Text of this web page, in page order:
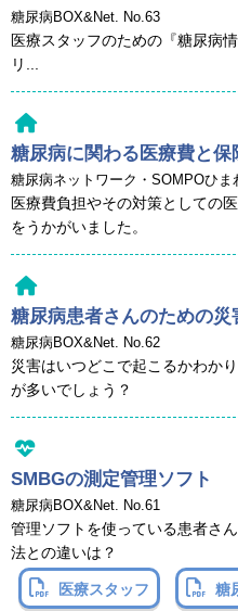
糖尿病BOX&Net. No.63
医療スタッフのための『糖尿病
リ...
糖尿病に関わる医療費と保
糖尿病ネットワーク・SOMPOひま
医療費負担やその対策としての
をうかがいました。
糖尿病患者さんのための災
糖尿病BOX&Net. No.62
災害はいつどこで起こるかわか
が多いでしょう？
SMBGの測定管理ソフト
糖尿病BOX&Net. No.61
管理ソフトを使っている患者さ
法との違いは？
医療スタッフ 糖